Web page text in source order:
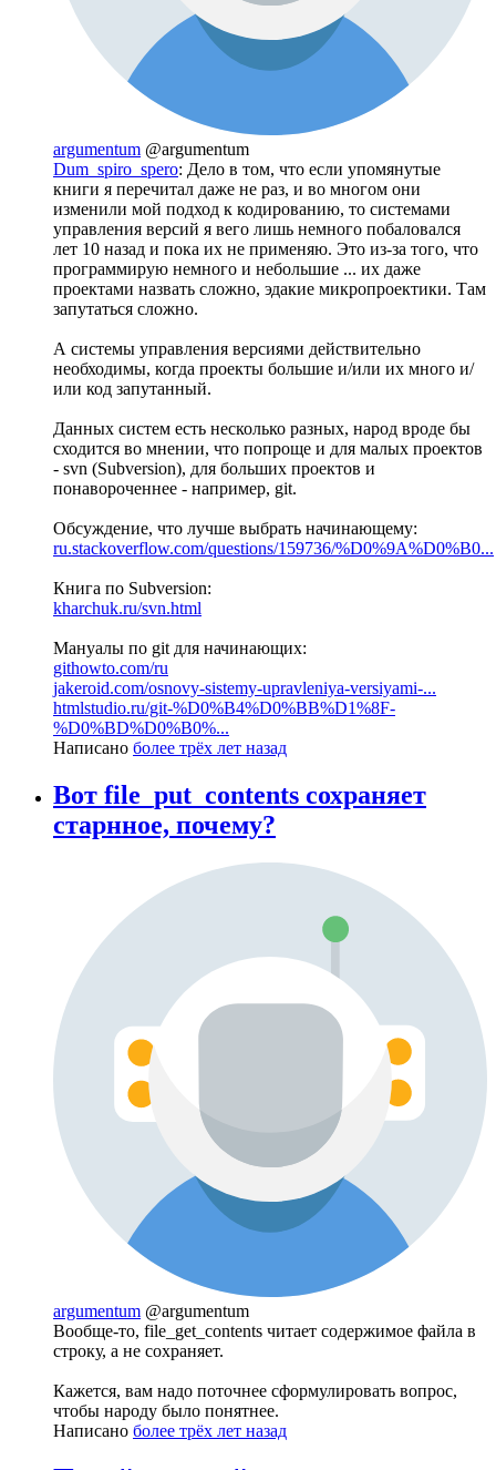
argumentum @argumentum
Dum_spiro_spero: Дело в том, что если упомянутые
книги я перечитал даже не раз, и во многом они
изменили мой подход к кодированию, то системами
управления версий я вего лишь немного побаловался
лет 10 назад и пока их не применяю. Это из-за того, что
программирую немного и небольшие ... их даже
проектами назвать сложно, эдакие микропроектики. Там
запутаться сложно.
А системы управления версиями действительно
необходимы, когда проекты большие и/или их много и/
или код запутанный.
Данных систем есть несколько разных, народ вроде бы
сходится во мнении, что попроще и для малых проектов
- svn (Subversion), для больших проектов и
понавороченнее - например, git.
Обсуждение, что лучше выбрать начинающему:
ru.stackoverflow.com/questions/159736/%D0%9A%D0%B0...
Книга по Subversion:
kharchuk.ru/svn.html
Мануалы по git для начинающих:
githowto.com/ru
jakeroid.com/osnovy-sistemy-upravleniya-versiyami-...
htmlstudio.ru/git-%D0%B4%D0%BB%D1%8F-
%D0%BD%D0%B0%...
Написано более трёх лет назад
Вот file_put_contents сохраняет
старнное, почему?
argumentum @argumentum
Вообще-то, file_get_contents читает содержимое файла в
строку, а не сохраняет.
Кажется, вам надо поточнее сформулировать вопрос,
чтобы народу было понятнее.
Написано более трёх лет назад